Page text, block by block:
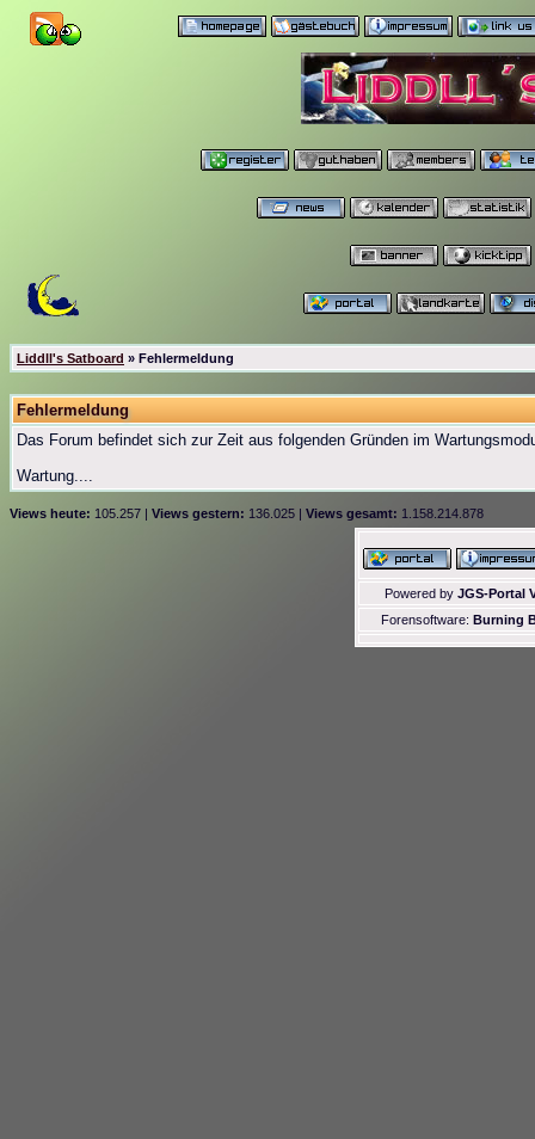
Liddll's Satboard » Fehlermeldung
Fehlermeldung
Das Forum befindet sich zur Zeit aus folgenden Gründen im
Wartung....
Views heute: 105.257 | Views gestern: 136.025 | Views gesamt: 1.158.214.878
Powered by JGS-Portal
Forensoftware: Burning